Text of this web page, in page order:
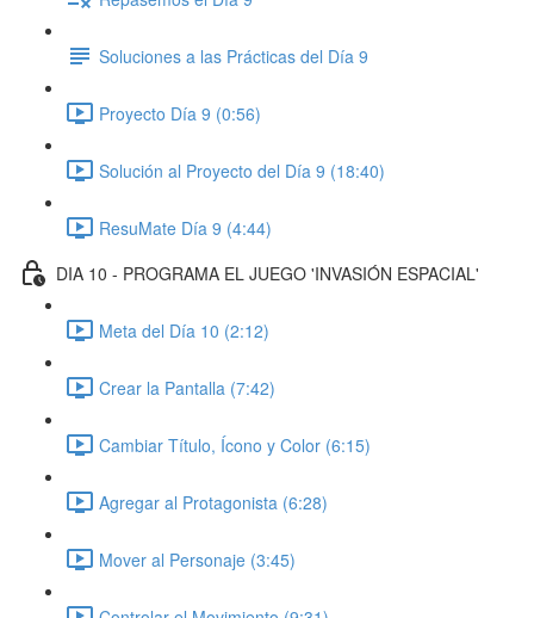
Soluciones a las Prácticas del Día 9
Proyecto Día 9 (0:56)
Solución al Proyecto del Día 9 (18:40)
ResuMate Día 9 (4:44)
DIA 10 - PROGRAMA EL JUEGO 'INVASIÓN ESPACIAL'
Meta del Día 10 (2:12)
Crear la Pantalla (7:42)
Cambiar Título, Ícono y Color (6:15)
Agregar al Protagonista (6:28)
Mover al Personaje (3:45)